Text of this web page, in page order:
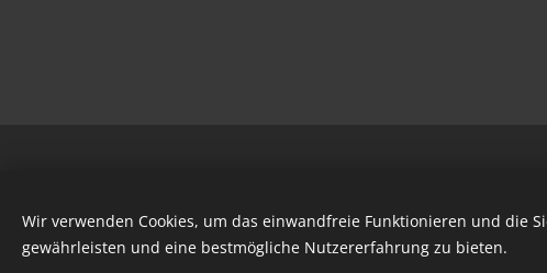
Wir verwenden Cookies, um das einwandfreie Funktionieren und die
gewährleisten und eine bestmögliche Nutzererfahrung zu bieten.